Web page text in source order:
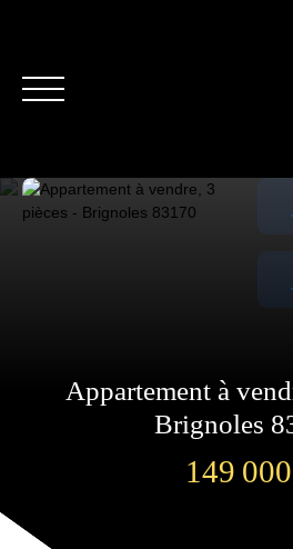
Location
Appartement à
Brignoles
149 000